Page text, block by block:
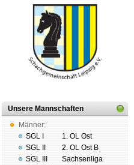
Unsere Mannschaften
Männer:
SGL I
SGL II
SGL III
1. OL Ost
2. OL Ost B
Sachsenliga